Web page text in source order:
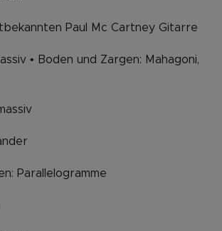
Paul Mc Cartney Gitarre
• Boden und Zargen: Mahagoni,
Parallelogramme